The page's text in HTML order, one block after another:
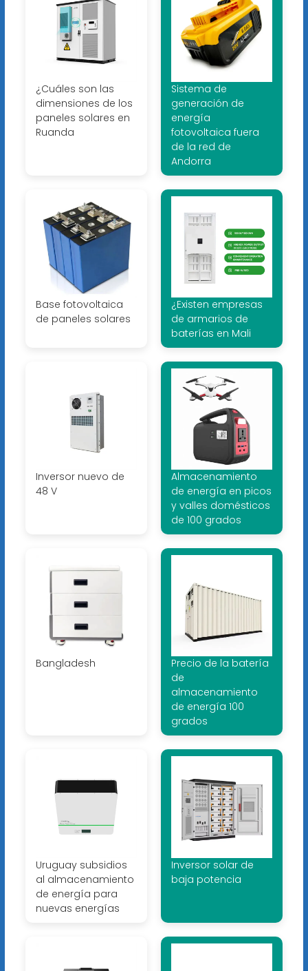
¿Cuáles son las
dimensiones de los
paneles solares en
Ruanda
Sistema de
generación de
energía
fotovoltaica fuera
de la red de
Andorra
Base fotovoltaica
de paneles solares
¿Existen empresas
de armarios de
baterías en Mali
Inversor nuevo de
48 V
Almacenamiento
de energía en picos
y valles domésticos
de 100 grados
Bangladesh
Precio de la batería
de
almacenamiento
de energía 100
grados
Uruguay subsidios
al almacenamiento
de energía para
nuevas energías
Inversor solar de
baja potencia